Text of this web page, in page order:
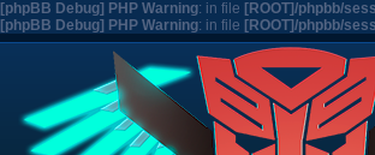
[phpBB Debug] PHP Warning: in file [ROOT]/phpbb/
[phpBB Debug] PHP Warning: in file [ROOT]/phpbb/